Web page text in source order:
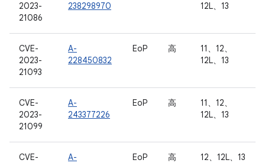
2023-
21086
238298970
12L、13
CVE-
2023-
21093
A-
228450832
EoP 高
11、12、
12L、13
CVE-
2023-
21099
A-
243377226
EoP 高
11、12、
12L、13
CVE-
A-
EoP 高 12、12L、13